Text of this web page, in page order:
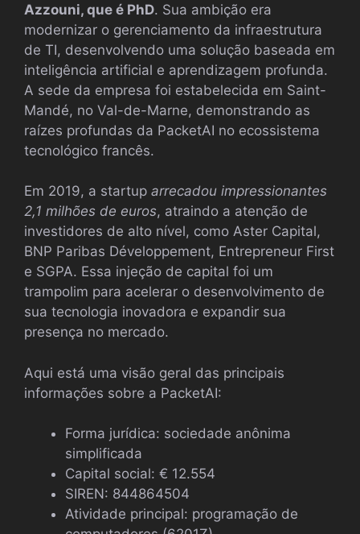
Azzouni, que é PhD. Sua ambição era
modernizar o gerenciamento da infraestrutura
de TI, desenvolvendo uma solução baseada em
inteligência artificial e aprendizagem profunda.
A sede da empresa foi estabelecida em Saint-
Mandé, no Val-de-Marne, demonstrando as
raízes profundas da PacketAI no ecossistema
tecnológico francês.
Em 2019, a startup arrecadou impressionantes
2,1 milhões de euros, atraindo a atenção de
investidores de alto nível, como Aster Capital,
BNP Paribas Développement, Entrepreneur First
e SGPA. Essa injeção de capital foi um
trampolim para acelerar o desenvolvimento de
sua tecnologia inovadora e expandir sua
presença no mercado.
Aqui está uma visão geral das principais
informações sobre a PacketAI:
Forma jurídica: sociedade anônima
simplificada
Capital social: € 12.554
SIREN: 844864504
Atividade principal: programação de